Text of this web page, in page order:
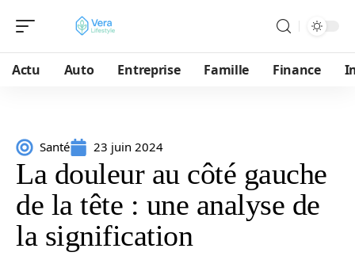
Actu Auto Entreprise Famille Finance
Santé 23 juin 2024
La douleur au côté gauche
de la tête : une analyse de
la signification